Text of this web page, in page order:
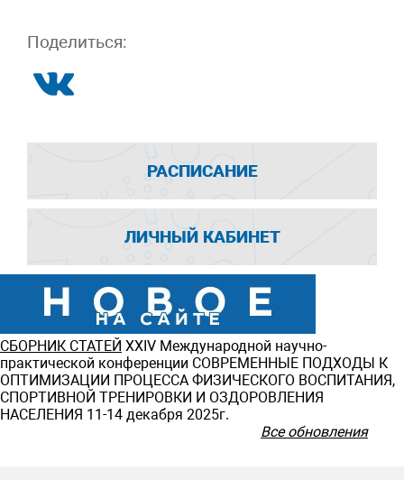
Поделиться:
РАСПИСАНИЕ
ЛИЧНЫЙ КАБИНЕТ
СБОРНИК СТАТЕЙ ХXIV Международной научно-
практической конференции СОВРЕМЕННЫЕ ПОДХОДЫ К
ОПТИМИЗАЦИИ ПРОЦЕССА ФИЗИЧЕСКОГО ВОСПИТАНИЯ,
СПОРТИВНОЙ ТРЕНИРОВКИ И ОЗДОРОВЛЕНИЯ
НАСЕЛЕНИЯ 11-14 декабря 2025г.
Все обновления